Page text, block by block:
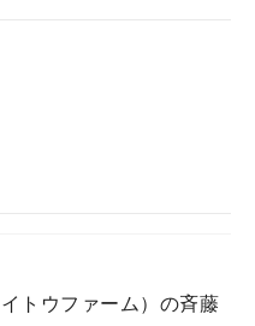
トウファーム）の斉藤